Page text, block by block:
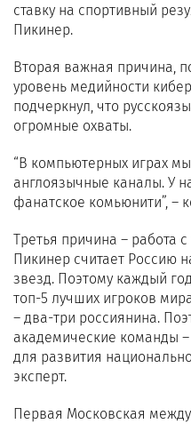
ставку на спортивный
Пикинер.
Вторая важная причина,
уровень медийности
подчеркнул, что
огромные охваты.
“В компьютерных играх
англоязычные каналы. У
фанатское комьюнити”, –
Третья причина – работа
Пикинер считает Россию
звезд. Поэтому каждый
топ-5 лучших игроков
– два-три россиянина.
академические команды
для развития
эксперт.
Первая Московская